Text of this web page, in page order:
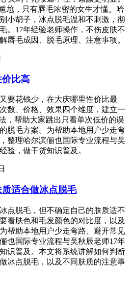
尬，只有唇毛浓密的女生才懂。哈
小胡子，冰点脱毛温和不刺激，彻
。17年经验老师操作，不伤皮肤不
唇毛成因、脱毛原理、注意事项。
比高
要花钱少，在大庆哪里性价比最
数、价格、效果四个维度，建立一
，帮助大家跳出只看单次低价的误
脱毛方案。为帮助本地用户少走弯
整理哈尔滨俪也国际专业流程与吴
验，做干货知识普及。
适合做冰点脱毛
点脱毛，但不确定自己的肤质适不
看肤色和毛发颜色的对比度，以及
帮助本地用户少走弯路、避开常见
也国际专业流程与吴秋辰老师17年
识普及。本文将系统讲解如何判断
冰点脱毛，以及不同肤质的注意事